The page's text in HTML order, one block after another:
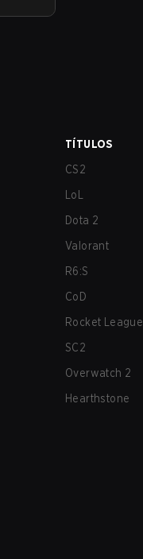
TÍTULOS
CS2
LoL
Dota 2
Valorant
R6:S
CoD
Rocket League
SC2
Overwatch 2
Hearthstone